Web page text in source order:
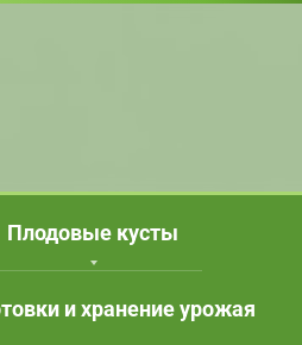
Плодовые кусты
и хранение урожая